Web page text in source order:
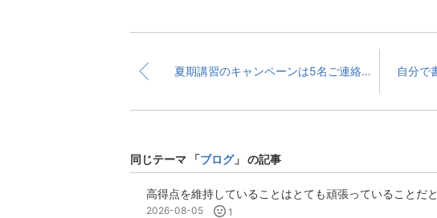
夏期講習のキャンペーンは5名ご連絡いただきました 自分で
同じテーマ 「ブログ」 の記事
高得点を維持していることはとても頑張っていることだと
2026-08-05 1